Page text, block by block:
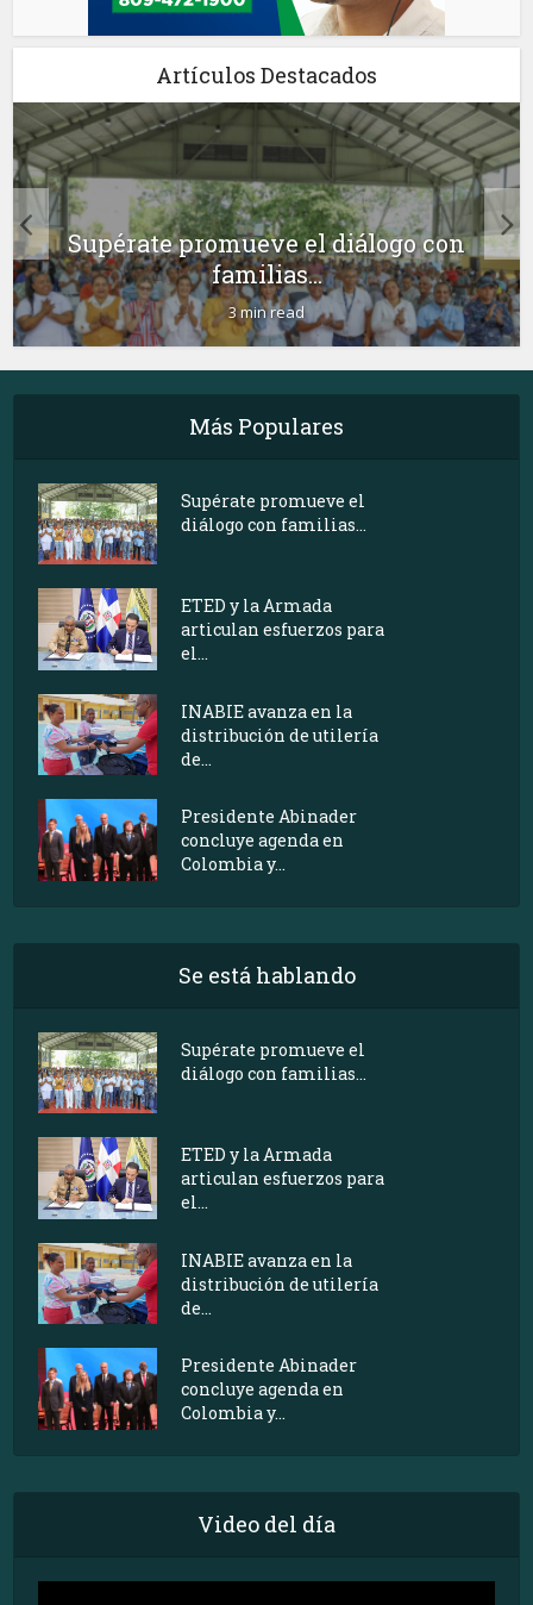
Artículos Destacados
Supérate promueve el diálogo con
familias...
3 min read
Más Populares
Supérate promueve el
diálogo con familias...
ETED y la Armada
articulan esfuerzos para
el...
INABIE avanza en la
distribución de utilería
de...
Presidente Abinader
concluye agenda en
Colombia y...
Se está hablando
Supérate promueve el
diálogo con familias...
ETED y la Armada
articulan esfuerzos para
el...
INABIE avanza en la
distribución de utilería
de...
Presidente Abinader
concluye agenda en
Colombia y...
Video del día